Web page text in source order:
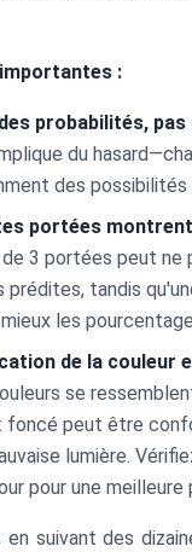
:
probabilités,
du
des possibilités
portées
3 portées peut ne
prédites, tandis
les
de la couleur
se
foncé peut être
lumière.
pour une meilleure
en suivant des